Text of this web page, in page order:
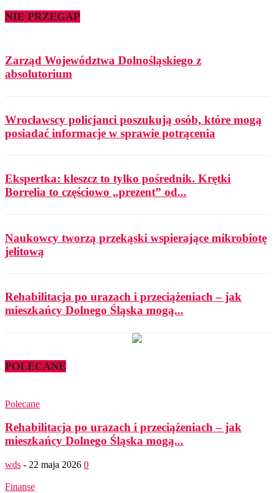
NIE PRZEGAP
Zarząd Województwa Dolnośląskiego z
absolutorium
Wrocławscy policjanci poszukują osób, które mogą
posiadać informacje w sprawie potrącenia
Ekspertka: kleszcz to tylko pośrednik. Krętki
Borrelia to częściowo „prezent” od...
Naukowcy tworzą przekąski wspierające mikrobiotę
jelitową
Rehabilitacja po urazach i przeciążeniach – jak
mieszkańcy Dolnego Śląska mogą...
POLECANE
Polecane
Rehabilitacja po urazach i przeciążeniach – jak
mieszkańcy Dolnego Śląska mogą...
wds - 22 maja 2026 0
Finanse